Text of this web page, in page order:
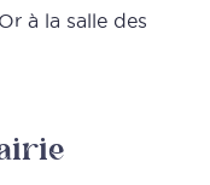
à la salle des